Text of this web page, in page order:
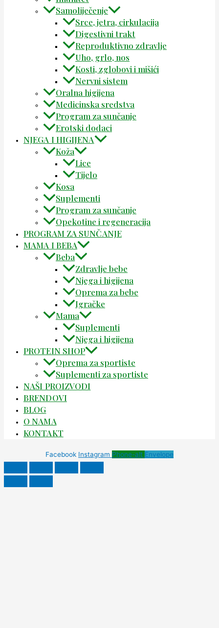
Samoliječenje
Srce, jetra, cirkulacija
Digestivni trakt
Reproduktivno zdravlje
Uho, grlo, nos
Kosti, zglobovi i mišići
Nervni sistem
Oralna higijena
Medicinska sredstva
Program za sunčanje
Erotski dodaci
NJEGA I HIGIJENA
Koža
Lice
Tijelo
Kosa
Suplementi
Program za sunčanje
Opekotine i regeneracija
PROGRAM ZA SUNČANJE
MAMA I BEBA
Beba
Zdravlje bebe
Njega i higijena
Oprema za bebe
Igračke
Mama
Suplementi
Njega i higijena
PROTEIN SHOP
Oprema za sportiste
Suplementi za sportiste
NAŠI PROIZVODI
BRENDOVI
BLOG
O NAMA
KONTAKT
Facebook Instagram Phone-alt Envelope